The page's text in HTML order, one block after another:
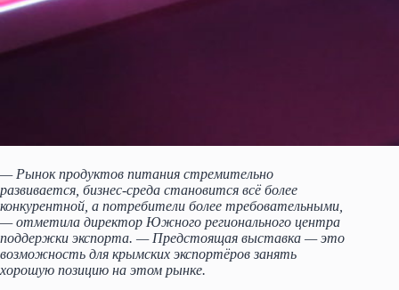
— Рынок продуктов питания стремительно
развивается, бизнес-среда становится всё более
конкурентной, а потребители более требовательными,
— отметила директор Южного регионального центра
поддержки экспорта. — Предстоящая выставка — это
возможность для крымских экспортёров занять
хорошую позицию на этом рынке.